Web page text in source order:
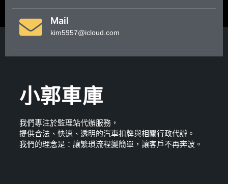
Mail
kim5957@icloud.com
小郭車庫
我們專注於監理站代辦服務，
提供合法、快速、透明的汽車扣牌與相關行政代辦。
我們的理念是：讓繁瑣流程變簡單，讓客戶不再奔波。